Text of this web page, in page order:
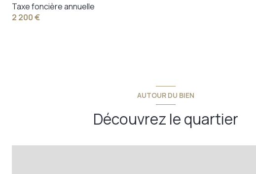
Taxe foncière annuelle
2 200 €
AUTOUR DU BIEN
Découvrez le quartier